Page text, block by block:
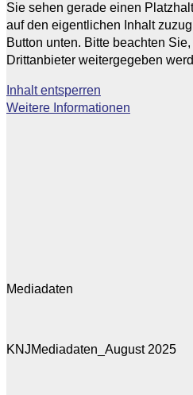
Sie sehen gerade einen
auf den eigentlichen Inhalt
Button unten. Bitte beachten
Drittanbieter weitergegeben
Inhalt entsperren
Weitere Informationen
Mediadaten
KNJMediadaten_August 2025